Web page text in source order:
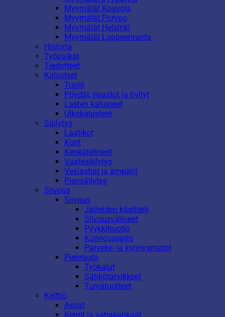
Myymälät Kouvola
Myymälät Porvoo
Myymälät Helsinki
Myymälät Lappeenranta
Historia
Työpaikat
Tiedotteet
Kalusteet
Tuolit
Pöydät, lipastot ja hyllyt
Lasten kalusteet
Ulkokalusteet
Säilytys
Laatikot
Korit
Kenkätelineet
Vaatesäilytys
Vesiastiat ja ämpärit
Piensäilytys
Siivous
Siivous
Jätteiden käsittely
Siivousvälineet
Pyykkihuolto
Kunnossapito
Parveke- ja kynnysmatot
Pienrauta
Työkalut
Sähkötarvikkeet
Turvatuotteet
Keittiö
Astiat
Kernit ja vahakankaat